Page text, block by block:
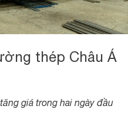
thép Châu Á
giá trong hai ngày đầu